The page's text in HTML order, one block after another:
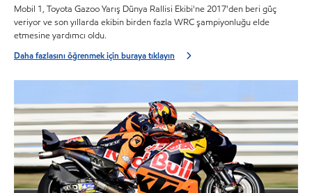
Mobil 1, Toyota Gazoo Yarış Dünya Rallisi Ekibi'ne 2017'den beri güç
veriyor ve son yıllarda ekibin birden fazla WRC şampiyonluğu elde
etmesine yardımcı oldu.
Daha fazlasını öğrenmek için buraya tıklayın